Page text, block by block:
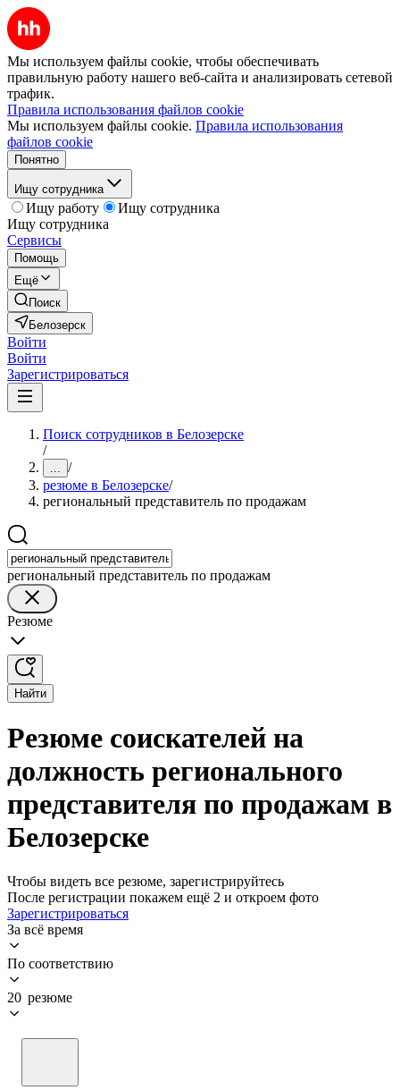
Мы используем файлы cookie, чтобы обеспечивать
правильную работу нашего веб-сайта и анализировать сетевой
трафик.
Правила использования файлов cookie
Мы используем файлы cookie. Правила использования
файлов cookie
Понятно
Ищу сотрудника
Ищу работу
Ищу сотрудника
Ищу сотрудника
Сервисы
Помощь
Ещё
Поиск
Белозерск
Войти
Войти
Зарегистрироваться
Поиск сотрудников в Белозерске
/
... /
резюме в Белозерске/
региональный представитель по продажам
региональный представитель по продажам
Резюме
Найти
Резюме соискателей на
должность регионального
представителя по продажам в
Белозерске
Чтобы видеть все резюме, зарегистрируйтесь
После регистрации покажем ещё 2 и откроем фото
Зарегистрироваться
За всё время
По соответствию
20 резюме